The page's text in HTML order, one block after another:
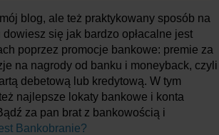
blog, ale też praktykowany sposób na
się jak bardzo opłacalne jest
poprzez promocje bankowe: premie za
na nagrody od banku i moneyback, czyli
debetową lub kredytową. W tym
najlepsze lokaty bankowe i konta
za pan brat z bankowością i
Bankobranie?